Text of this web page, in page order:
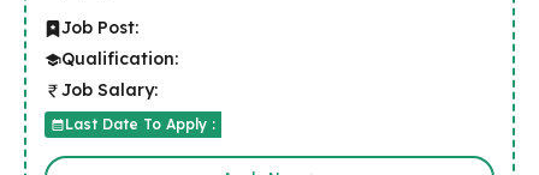
Job Post:
Qualification:
Job Salary:
Last Date To Apply :